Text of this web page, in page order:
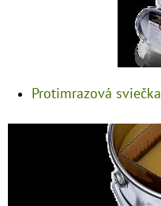
Protimrazová sviečka